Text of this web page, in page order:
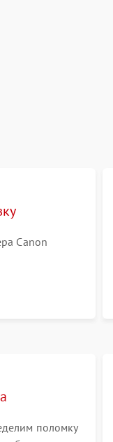
Canon
поломку